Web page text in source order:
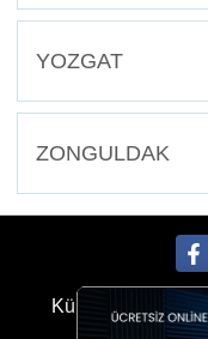
YOZGAT
ZONGULDAK
Künye İletişim